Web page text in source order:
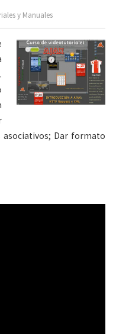
y Manuales
asociativos; Dar formato